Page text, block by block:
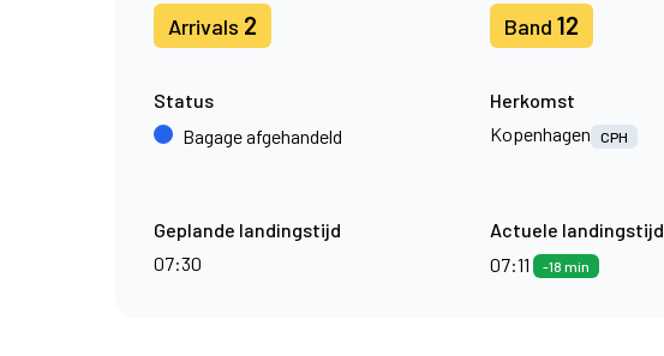
Arrivals 2 Band 12
Status
Bagage afgehandeld
Herkomst
Kopenhagen
CPH
Geplande landingstijd
07:30
Actuele landingstijd
07:11
-18 min